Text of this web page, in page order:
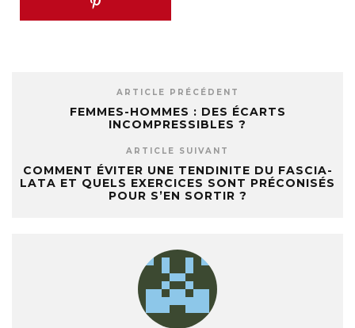
ARTICLE PRÉCÉDENT
FEMMES-HOMMES : DES ÉCARTS
INCOMPRESSIBLES ?
ARTICLE SUIVANT
COMMENT ÉVITER UNE TENDINITE DU FASCIA-
LATA ET QUELS EXERCICES SONT PRÉCONISÉS
POUR S’EN SORTIR ?